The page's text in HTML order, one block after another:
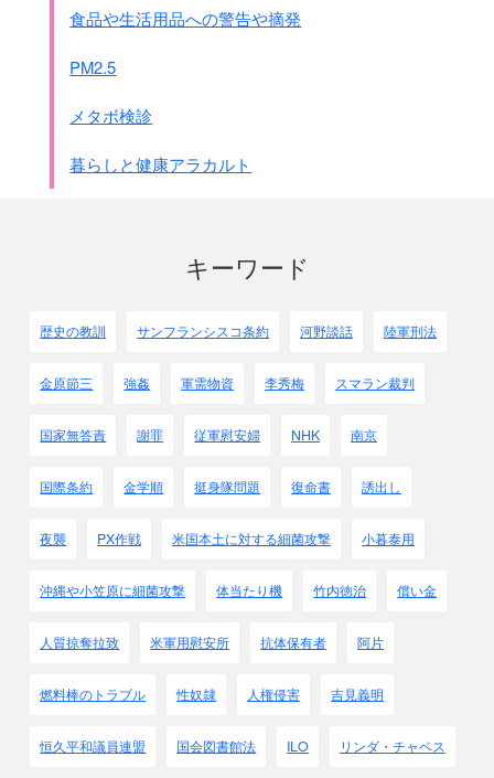
食品や生活用品への警告や摘発
PM2.5
メタボ検診
暮らしと健康アラカルト
キーワード
歴史の教訓 サンフランシスコ条約 河野談話 陸軍刑法
金原節三 強姦 軍需物資 李秀梅 スマラン裁判
国家無答責 謝罪 従軍慰安婦 NHK 南京
国際条約 金学順 挺身隊問題 復命書 誘出し
夜襲 PX作戦 米国本土に対する細菌攻撃 小暮泰用
沖縄や小笠原に細菌攻撃 体当たり機 竹内徳治 償い金
人質掠奪拉致 米軍用慰安所 抗体保有者 阿片
燃料棒のトラブル 性奴隷 人権侵害 吉見義明
恒久平和議員連盟 国会図書館法 ILO リンダ・チャベス